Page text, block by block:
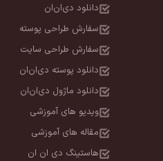
دانلود دی‌ان‌ان
سفارش طراحی پوسته
سفارش طراحی سایت
دانلود پوسته دی‌ان‌ان
دانلود ماژول دی‌ان‌ان
ویدیو های آموزشی
مقاله های آموزشی
هاستینگ دی ان ان